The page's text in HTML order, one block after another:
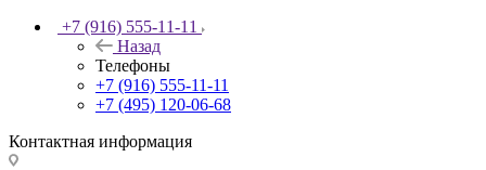
+7 (916) 555-11-11
Назад
Телефоны
+7 (916) 555-11-11
+7 (495) 120-06-68
Контактная информация